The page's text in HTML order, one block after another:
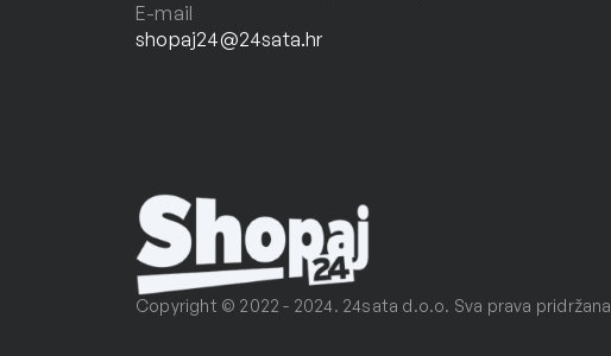
E-mail
shopaj24@24sata.hr
Copyright © 2022 - 2024. 24sata d.o.o. Sva prava pridržana